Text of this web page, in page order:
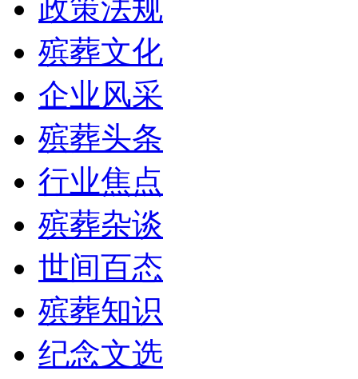
政策法规
殡葬文化
企业风采
殡葬头条
行业焦点
殡葬杂谈
世间百态
殡葬知识
纪念文选